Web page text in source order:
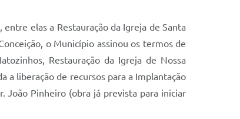
elas a Restauração da Igreja de Santa
o Município assinou os termos de
Restauração da Igreja de Nossa
a liberação de recursos para a Implantação
João Pinheiro (obra já prevista para iniciar